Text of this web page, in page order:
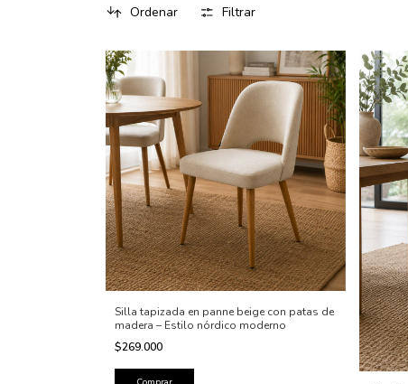
Ordenar Filtrar
Silla tapizada en panne beige con patas de
madera – Estilo nórdico moderno
$269.000